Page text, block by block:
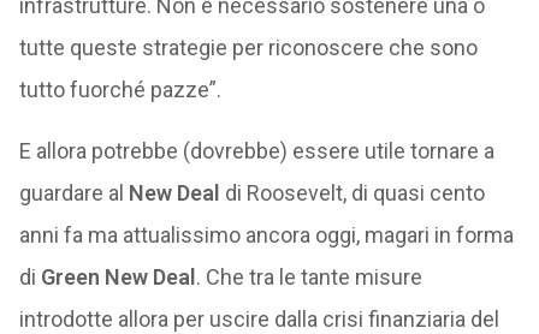
infrastrutture. Non è necessario sostenere una o
tutte queste strategie per riconoscere che sono
tutto fuorché pazze”.
E allora potrebbe (dovrebbe) essere utile tornare a
guardare al New Deal di Roosevelt, di quasi cento
anni fa ma attualissimo ancora oggi, magari in forma
di Green New Deal . Che tra le tante misure
introdotte allora per uscire dalla crisi finanziaria del